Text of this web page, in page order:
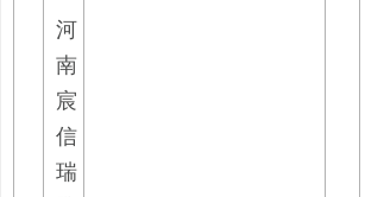
河
南
宸
信
瑞